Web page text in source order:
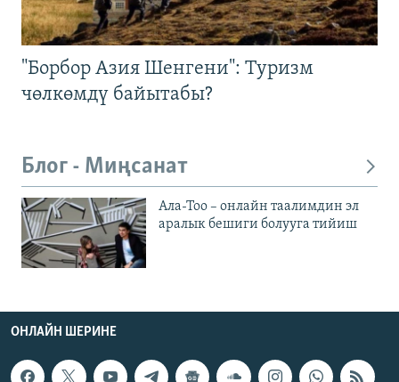
"Борбор Азия Шенгени": Туризм
чөлкөмдү байытабы?
Блог - Миңсанат
Ала-Тоо – онлайн таалимдин эл
аралык бешиги болууга тийиш
ОНЛАЙН ШЕРИНЕ